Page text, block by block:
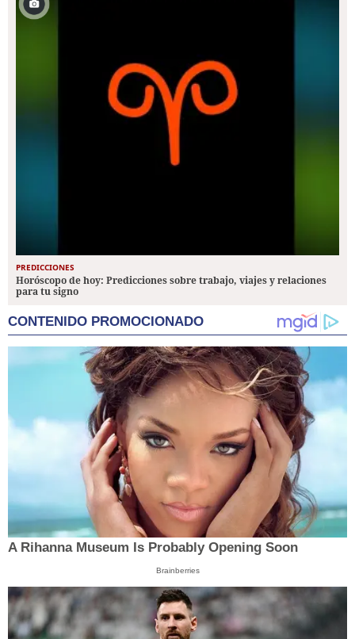
PREDICCIONES
Horóscopo de hoy: Predicciones sobre trabajo, viajes y relaciones
para tu signo
CONTENIDO PROMOCIONADO
A Rihanna Museum Is Probably Opening Soon
Brainberries